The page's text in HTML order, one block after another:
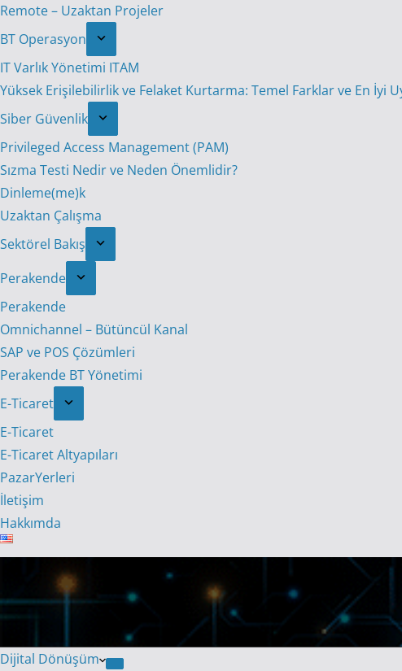
Remote – Uzaktan Projeler
BT Operasyon
IT Varlık Yönetimi ITAM
Yüksek Erişilebilirlik ve Felaket Kurtarma: Temel Farklar ve En İyi
Siber Güvenlik
Privileged Access Management (PAM)
Sızma Testi Nedir ve Neden Önemlidir?
Dinleme(me)k
Uzaktan Çalışma
Sektörel Bakış
Perakende
Perakende
Omnichannel – Bütüncül Kanal
SAP ve POS Çözümleri
Perakende BT Yönetimi
E-Ticaret
E-Ticaret
E-Ticaret Altyapıları
PazarYerleri
İletişim
Hakkımda
Dijital Dönüşüm